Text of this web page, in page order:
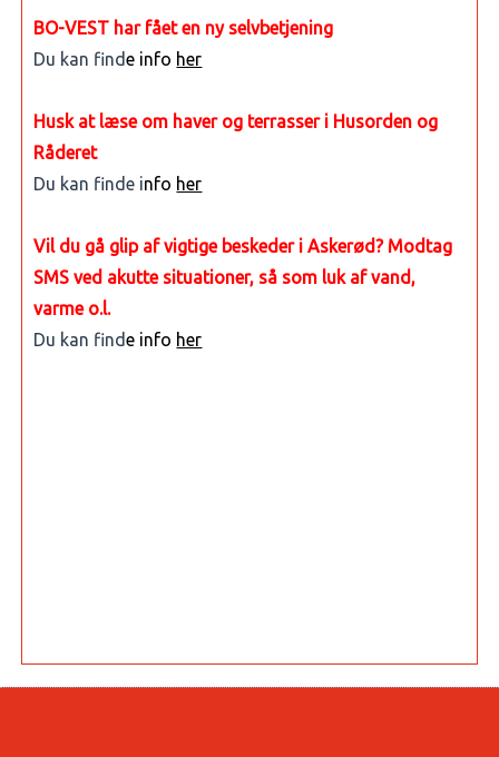
BO-VEST har fået en ny selvbetjening
Du kan finde info her
Husk at læse om haver og terrasser i Husorden og
Råderet
Du kan finde info her
Vil du gå glip af vigtige beskeder i Askerød? Modtag
SMS ved akutte situationer, så som luk af vand,
varme o.l.
Du kan finde info her